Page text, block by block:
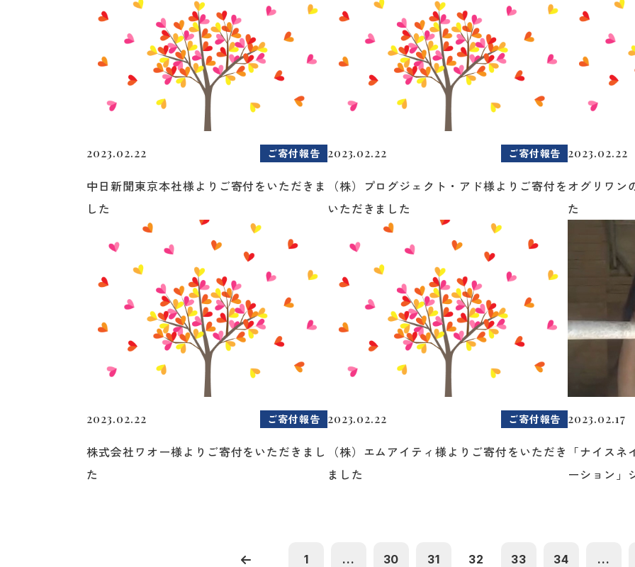
2023.02.22 ご寄付報告
中日新聞東京本社様よりご寄付をいただきま
した
2023.02.22 ご寄付報告
（株）プログジェクト・アド様よりご寄付を
いただきました
2023.02.22
オグリワン
た
2023.02.22 ご寄付報告
株式会社ワオー様よりご寄付をいただきまし
た
2023.02.22 ご寄付報告
（株）エムアイティ様よりご寄付をいただき
ました
2023.02.17
「ナイス
ーション」
1 ... 30 31 32 33 34 ...